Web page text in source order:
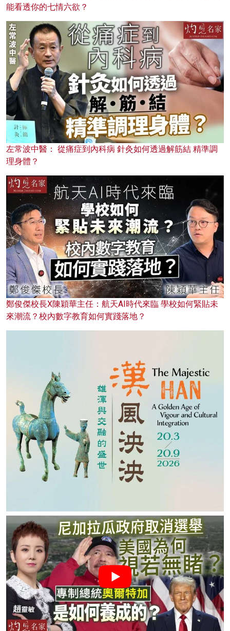
能看透你的七情六欲？
左常波中醫： 從痛症到內科病 針灸如何透過解筋結 精準調
理身體？
鄭俊傑校長X陳穎華主任：航天AI時代來臨 學校如何緊貼未
來潮流？校內數字教育如何實踐落地？